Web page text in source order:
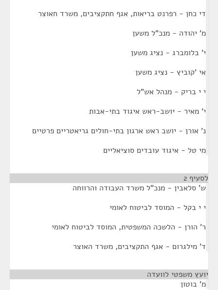
די כחן - רפרנט בריאות, אגף חתקציבים, משרד חאוצר
מ' יהודה - מנכ"ל משען
י' בלומברג - נציג משען
אי 'קוביץ - נציג משען
י י בריק - מנהל אש"ל
י' מאיר - יושב-ראש איגוד בתי-אבות
נ' אורן - יושב ראש ארגון בתי-חולים גריאטריים פרטיים
מי טל - איגוד עובדים סוציאליים
לסעיף 2
ש' סלאבין - מנכ"ל משרד העבודה והרווחה
י י בקל - המוסד לביטוח לאומי
ר' הורן - הלשכה המשפטית, המוסד לביטוח לאומי
ד' מילגרום - אגף התקציבים, משרד האוצר
יועץ משפטי לוועדה
מ' בוטון